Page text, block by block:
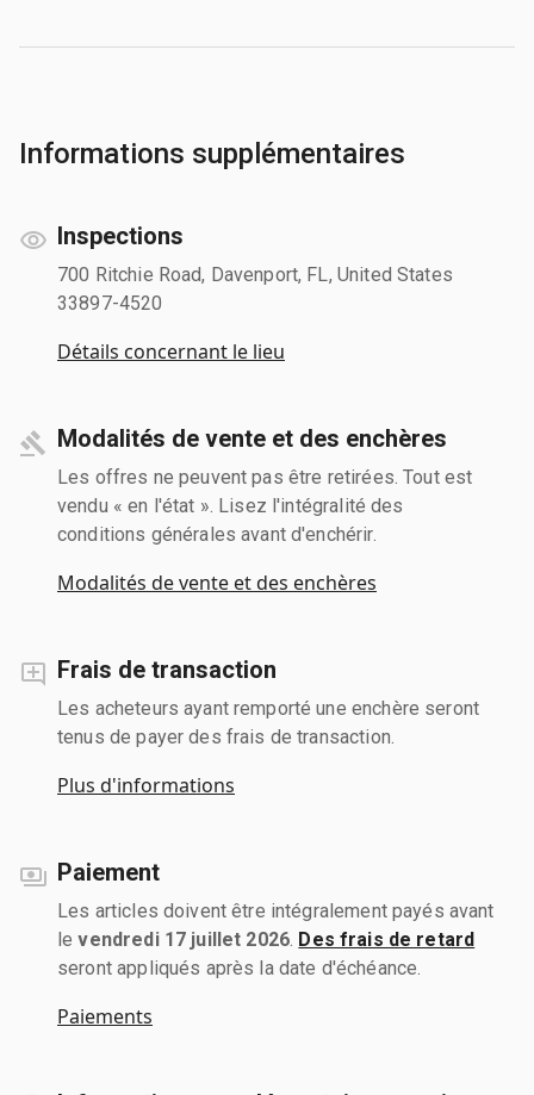
Informations supplémentaires
Inspections
700 Ritchie Road, Davenport, FL, United States
33897-4520
Détails concernant le lieu
Modalités de vente et des enchères
Les offres ne peuvent pas être retirées. Tout est
vendu « en l'état ». Lisez l'intégralité des
conditions générales avant d'enchérir.
Modalités de vente et des enchères
Frais de transaction
Les acheteurs ayant remporté une enchère seront
tenus de payer des frais de transaction.
Plus d'informations
Paiement
Les articles doivent être intégralement payés avant
levendredi 17 juillet 2026 Des frais de retard
seront appliqués après la date d'échéance.
Paiements